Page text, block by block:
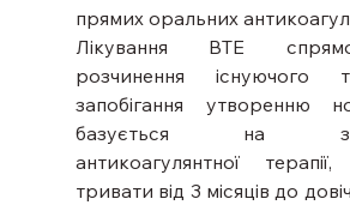
прямих оральних
Лікування ВТЕ
розчинення існуючого
запобігання утворенню
базується на
антикоагулянтної
тривати від 3 місяців до